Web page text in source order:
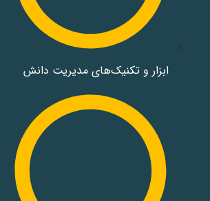
ابزار و تکنیک‌های مدیریت دانش